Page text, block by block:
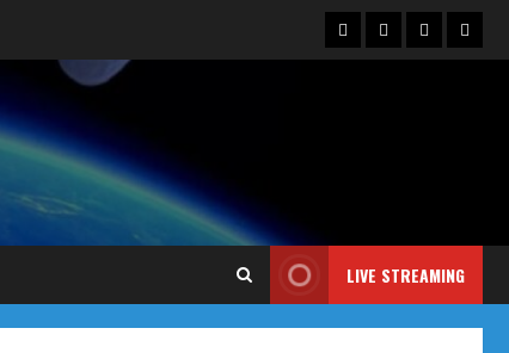
Blog Contact
Us
Siaran
Iklan
LIVE STREAMING